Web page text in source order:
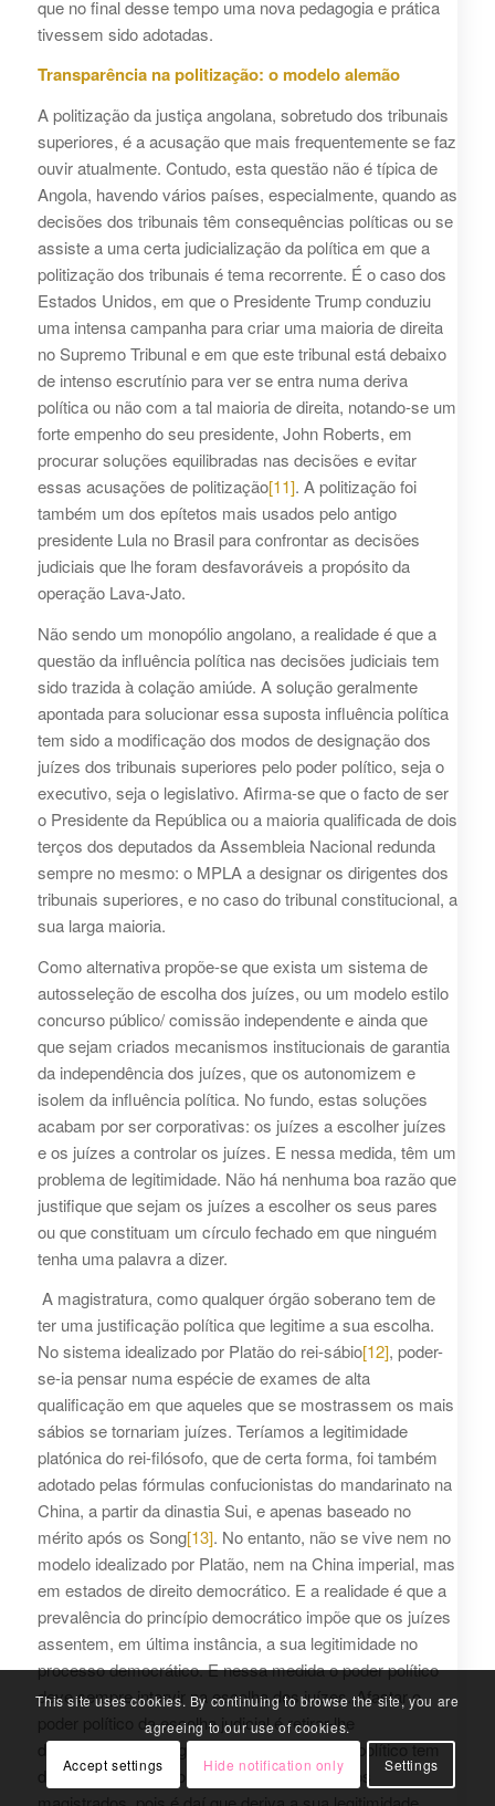
que no final desse tempo uma nova pedagogia e prática
tivessem sido adotadas.
Transparência na politização: o modelo alemão
A politização da justiça angolana, sobretudo dos tribunais
superiores, é a acusação que mais frequentemente se faz
ouvir atualmente. Contudo, esta questão não é típica de
Angola, havendo vários países, especialmente, quando as
decisões dos tribunais têm consequências políticas ou se
assiste a uma certa judicialização da política em que a
politização dos tribunais é tema recorrente. É o caso dos
Estados Unidos, em que o Presidente Trump conduziu
uma intensa campanha para criar uma maioria de direita
no Supremo Tribunal e em que este tribunal está debaixo
de intenso escrutínio para ver se entra numa deriva
política ou não com a tal maioria de direita, notando-se um
forte empenho do seu presidente, John Roberts, em
procurar soluções equilibradas nas decisões e evitar
essas acusações de politização[11]. A politização foi
também um dos epítetos mais usados pelo antigo
presidente Lula no Brasil para confrontar as decisões
judiciais que lhe foram desfavoráveis a propósito da
operação Lava-Jato.
Não sendo um monopólio angolano, a realidade é que a
questão da influência política nas decisões judiciais tem
sido trazida à colação amiúde. A solução geralmente
apontada para solucionar essa suposta influência política
tem sido a modificação dos modos de designação dos
juízes dos tribunais superiores pelo poder político, seja o
executivo, seja o legislativo. Afirma-se que o facto de ser
o Presidente da República ou a maioria qualificada de dois
terços dos deputados da Assembleia Nacional redunda
sempre no mesmo: o MPLA a designar os dirigentes dos
tribunais superiores, e no caso do tribunal constitucional, a
sua larga maioria.
Como alternativa propõe-se que exista um sistema de
autosseleção de escolha dos juízes, ou um modelo estilo
concurso público/ comissão independente e ainda que
que sejam criados mecanismos institucionais de garantia
da independência dos juízes, que os autonomizem e
isolem da influência política. No fundo, estas soluções
acabam por ser corporativas: os juízes a escolher juízes
e os juízes a controlar os juízes. E nessa medida, têm um
problema de legitimidade. Não há nenhuma boa razão que
justifique que sejam os juízes a escolher os seus pares
ou que constituam um círculo fechado em que ninguém
tenha uma palavra a dizer.
A magistratura, como qualquer órgão soberano tem de
ter uma justificação política que legitime a sua escolha.
No sistema idealizado por Platão do rei-sábio[12], poder-
se-ia pensar numa espécie de exames de alta
qualificação em que aqueles que se mostrassem os mais
sábios se tornariam juízes. Teríamos a legitimidade
platónica do rei-filósofo, que de certa forma, foi também
adotado pelas fórmulas confucionistas do mandarinato na
China, a partir da dinastia Sui, e apenas baseado no
mérito após os Song[13]. No entanto, não se vive nem no
modelo idealizado por Platão, nem na China imperial, mas
em estados de direito democrático. E a realidade é que a
prevalência do princípio democrático impõe que os juízes
assentem, em última instância, a sua legitimidade no
processo democrático. E nessa medida o poder político
deve sempre intervir na escolha dos juízes. Afastar o
poder político da escolha judicial é retirar-lhe
democraticidade, logo legitimidade. O poder político tem
de estar presente no processo de escolha dos
This site uses cookies. By continuing to browse the site, you are
agreeing to our use of cookies.
Accept settings
Hide notification only Settings